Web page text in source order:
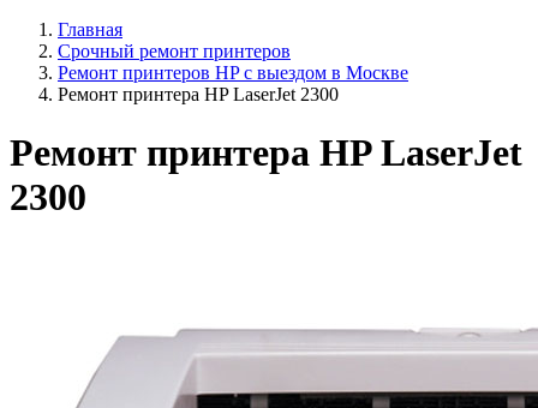
Главная
Срочный ремонт принтеров
Ремонт принтеров HP с выездом в Москве
Ремонт принтера HP LaserJet 2300
Ремонт принтера HP LaserJet
2300